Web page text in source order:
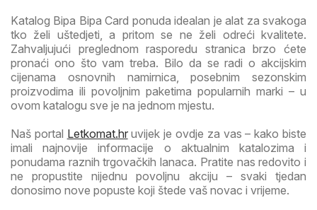
Katalog Bipa Bipa Card ponuda idealan je alat za svakoga
tko želi uštedjeti, a pritom se ne želi odreći kvalitete.
Zahvaljujući preglednom rasporedu stranica brzo ćete
pronaći ono što vam treba. Bilo da se radi o akcijskim
cijenama osnovnih namirnica, posebnim sezonskim
proizvodima ili povoljnim paketima popularnih marki – u
ovom katalogu sve je na jednom mjestu.
Naš portal Letkomat.hruvijek je ovdje za vas – kako biste
imali najnovije informacije o aktualnim katalozima i
ponudama raznih trgovačkih lanaca. Pratite nas redovito i
ne propustite nijednu povoljnu akciju – svaki tjedan
donosimo nove popuste koji štede vaš novac i vrijeme.